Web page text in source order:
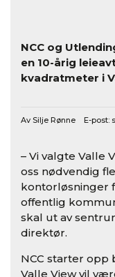
NCC og
en 10-årig
kvadratmeter i
Av Silje Rønne E-post:
– Vi valgte Valle
oss nødvendig
kontorløsninger
offentlig
skal ut av
direktør.
NCC starter opp
Valle View vil